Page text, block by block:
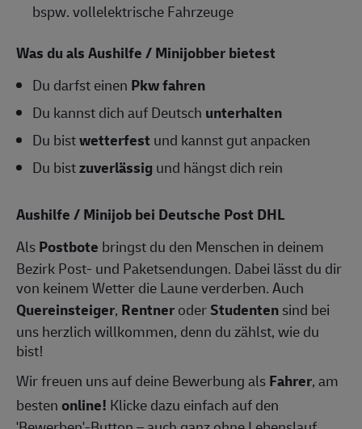
bspw. vollelektrische Fahrzeuge
Was du als Aushilfe / Minijobber bietest
Du darfst einen Pkw fahren
Du kannst dich auf Deutsch unterhalten
Du bistwetterfest und kannst gut anpacken
Du bistzuverlässigund hängst dich rein
Aushilfe / Minijob bei Deutsche Post DHL
AlsPostbote bringst du den Menschen in deinem
Bezirk Post- und Paketsendungen. Dabei lässt du dir
von keinem Wetter die Laune verderben. Auch
Quereinsteiger, RentneroderStudentensind bei
uns herzlich willkommen, denn du zählst, wie du
bist!
Wir freuen uns auf deine Bewerbung alsFahrer, am
bestenonline! Klicke dazu einfach auf den